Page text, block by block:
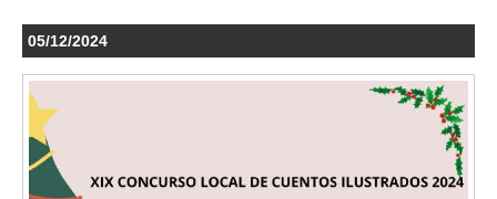
05/12/2024